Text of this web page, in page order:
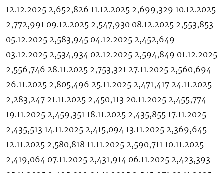
12.12.2025 2,652,826 11.12.2025 2,699,329 10.12.2025
2,772,991 09.12.2025 2,547,930 08.12.2025 2,553,853
05.12.2025 2,583,945 04.12.2025 2,452,649
03.12.2025 2,534,934 02.12.2025 2,594,849 01.12.2025
2,556,746 28.11.2025 2,753,321 27.11.2025 2,560,694
26.11.2025 2,805,496 25.11.2025 2,471,417 24.11.2025
2,283,247 21.11.2025 2,450,113 20.11.2025 2,455,774
19.11.2025 2,459,351 18.11.2025 2,435,855 17.11.2025
2,435,513 14.11.2025 2,415,094 13.11.2025 2,369,645
12.11.2025 2,580,818 11.11.2025 2,590,711 10.11.2025
2,419,064 07.11.2025 2,431,914 06.11.2025 2,423,393